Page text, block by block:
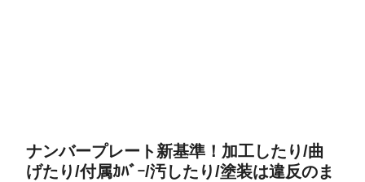
ナンバープレート新基準！加工したり/曲
げたり/付属ｶﾊﾞｰ/汚したり/塗装は違反のま